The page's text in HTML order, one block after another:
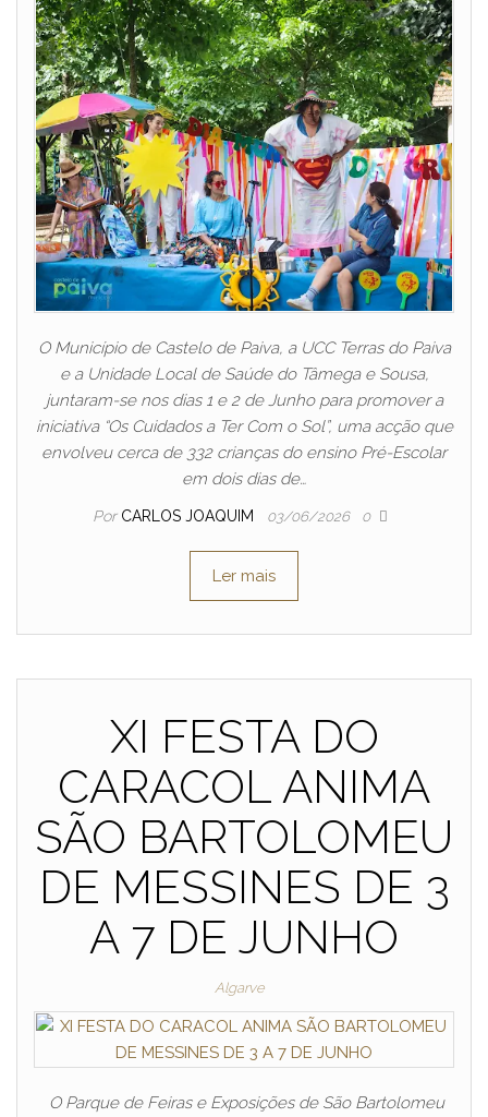
O Município de Castelo de Paiva, a UCC Terras do Paiva
e a Unidade Local de Saúde do Tâmega e Sousa,
juntaram-se nos dias 1 e 2 de Junho para promover a
iniciativa “Os Cuidados a Ter Com o Sol”, uma acção que
envolveu cerca de 332 crianças do ensino Pré-Escolar
em dois dias de…
Por CARLOS JOAQUIM 03/06/2026 0
Ler mais
XI FESTA DO
CARACOL ANIMA
SÃO BARTOLOMEU
DE MESSINES DE 3
A 7 DE JUNHO
Algarve
O Parque de Feiras e Exposições de São Bartolomeu